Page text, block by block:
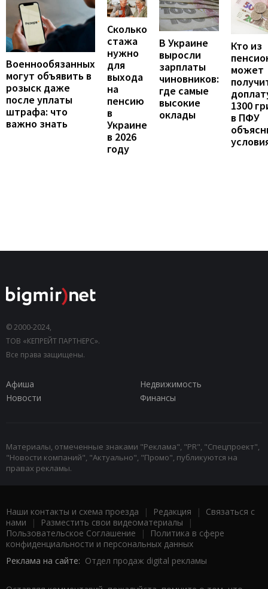
Военнообязанных
могут объявить в
розыск даже
после уплаты
штрафа: что
важно знать
Сколько
стажа
нужно
для
выхода
на
пенсию
в
Украине
в 2026
году
В Украине
выросли
зарплаты
чиновников:
где самые
высокие
оклады
Кто из
может
1300
в ПФУ
© 2000-2024,
ТОВ «КЕПРЕЙТ ПАРТНЕРС».
Все права защищены.
Афиша
Недвижимость
Новости
Финансы
Материалы, отмеченные знаками "Реклама", "PR", "Спецпроект",
"Новости компаний", "Актуально", "Промо", публикуются на
правах рекламы.
Наши контакты и схема проезда | Редакция | Связаться с
нами | Разместить свои видеоматериалы |
Пользовательское Соглашение |
Политика в сфере
конфиденциальности и персональных данных
Реклама на сайте: Отдел продаж digital рекламы